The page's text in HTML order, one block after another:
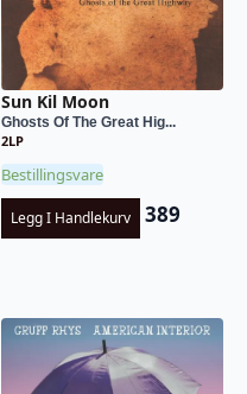
Sun Kil Moon
Ghosts Of The Great Hig...
2LP
Bestillingsvare
Legg I Handlekurv 389